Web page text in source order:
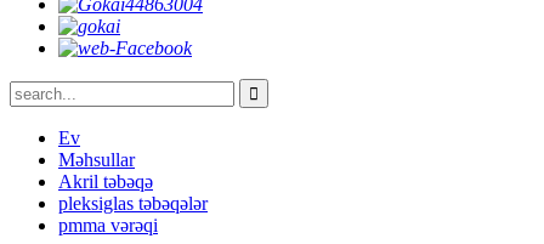
Ev
Məhsullar
Akril təbəqə
pleksiglas təbəqələr
pmma vərəqi